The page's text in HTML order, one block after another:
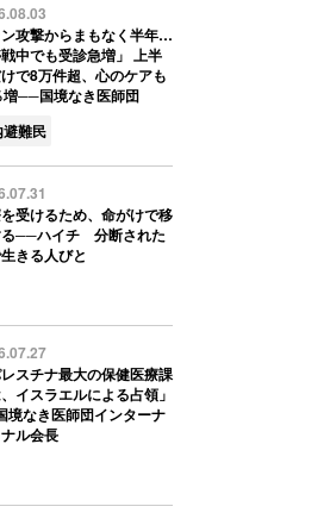
攻撃からまもなく半年…
戦中でも受診急増」 上半
で8万件超、心のケアも
増──国境なき医師団
難民
受けるため、命がけで移
──ハイチ 分断された
きる人びと
レスチナ最大の保健医療課
イスラエルによる占領」
なき医師団インターナ
ル会長